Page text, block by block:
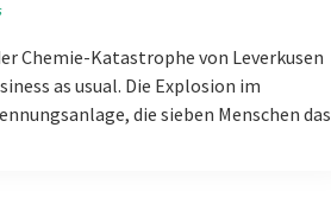
Chemie-Katastrophe von Leverkusen
as usual. Die Explosion im
die sieben Menschen das